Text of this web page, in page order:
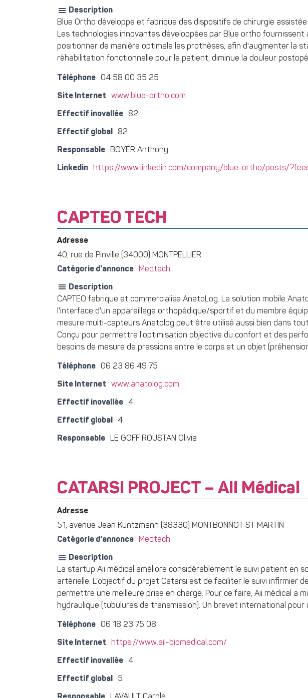
Description
Blue Ortho développe et fabrique des dispositifs de chirurgie
Les technologies innovantes développées par Blue ortho
positionner de manière optimale les prothèses, afin d'augmenter la
réhabilitation fonctionnelle pour le patient, diminue la douleur
Téléphone 04 58 00 35 25
Site Internet www.blue-ortho.com
Effectif inovallée 82
Effectif global 82
Responsable BOYER Anthony
Linkedin https://www.linkedin.com/company/blue-ortho/posts/
CAPTEO TECH
Adresse
40, rue de Pinville (34000) MONTPELLIER
Catégorie d'annonce
Medtech
Description
CAPTEO fabrique et commercialise AnatoLog. La solution mobile
l'interface d'un appareillage orthopédique/sportif et du membre
mesure multi-capteurs Anatolog peut être utilisé aussi bien dans
Conçu pour permettre l'optimisation objective du confort et des
besoins de mesure de pressions entre le corps et un objet
Téléphone 06 23 86 49 75
Site Internet www.anatolog.com
Effectif inovallée 4
Effectif global 4
Responsable LE GOFF ROUSTAN Olivia
CATARSI PROJECT – AII Médical
Adresse
51, avenue Jean Kuntzmann (38330) MONTBONNOT ST MARTIN
Catégorie d'annonce
Medtech
Description
La startup Aii médical améliore considérablement le suivi patient en
artérielle. L’objectif du projet Catarsi est de faciliter le suivi infirmier
permettre une meilleure prise en charge. Pour ce faire, Aii médical a
hydraulique (tubulures de transmission). Un brevet international
Téléphone 06 18 23 75 08
Site Internet https://www.aii-biomedical.com/
Effectif inovallée 4
Effectif global 5